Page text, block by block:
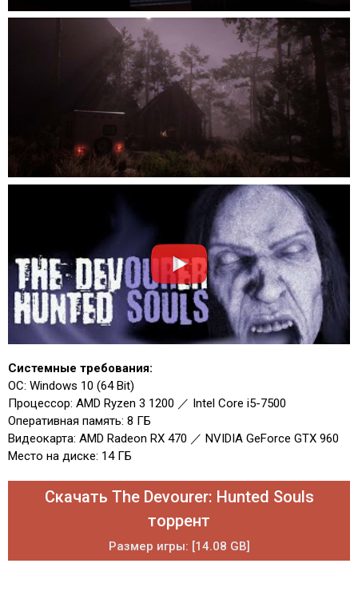
Системные требования:
ОС: Windows 10 (64 Bit)
Процессор: AMD Ryzen 3 1200 ／ Intel Core i5-7500
Оперативная память: 8 ГБ
Видеокарта: AMD Radeon RX 470 ／ NVIDIA GeForce GTX 960
Место на диске: 14 ГБ
Скачать The Devourer: Hunted Souls
торрент
Размер игры: [14.08 GB]